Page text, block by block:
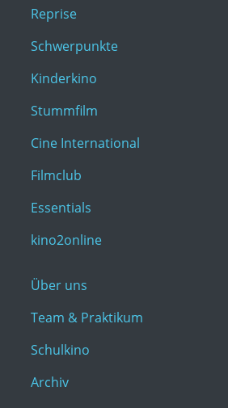
Reprise
Schwerpunkte
Kinderkino
Stummfilm
Cine International
Filmclub
Essentials
kino2online
Über uns
Team & Praktikum
Schulkino
Archiv